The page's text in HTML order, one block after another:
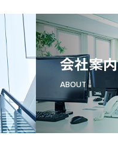
会社案内
ABOUT